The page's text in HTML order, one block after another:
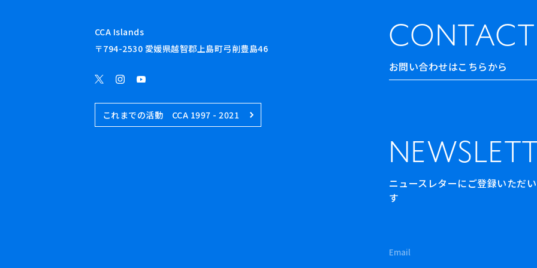
CONTACT
お問い合わせはこちらから
ニュースレターにご登録いただ
す
CCA Islands
〒794-2530 愛媛県越智郡上島町弓削豊島46
これまでの活動 CCA 1997 - 2021